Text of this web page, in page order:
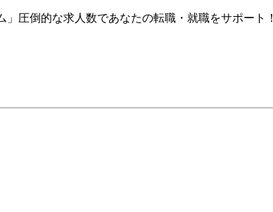
圧倒的な求人数であなたの転職・就職をサポート！